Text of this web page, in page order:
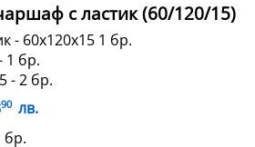
с ластик (60/120/15)
- 60х120х15 1 бр.
1 бр.
- 2 бр.
90 лв.
бр.